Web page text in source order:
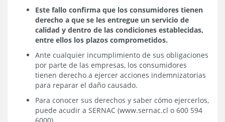
Este fallo confirma que los consumidores tienen
derecho a que se les entregue un servicio de
calidad y dentro de las condiciones establecidas,
entre ellos los plazos comprometidos.
Ante cualquier incumplimiento de sus obligaciones
por parte de las empresas, los consumidores
tienen derecho a ejercer acciones indemnizatorias
para reparar el daño causado.
Para conocer sus derechos y saber cómo ejercerlos,
puede acudir a SERNAC (www.sernac.cl o 600 594
6000)